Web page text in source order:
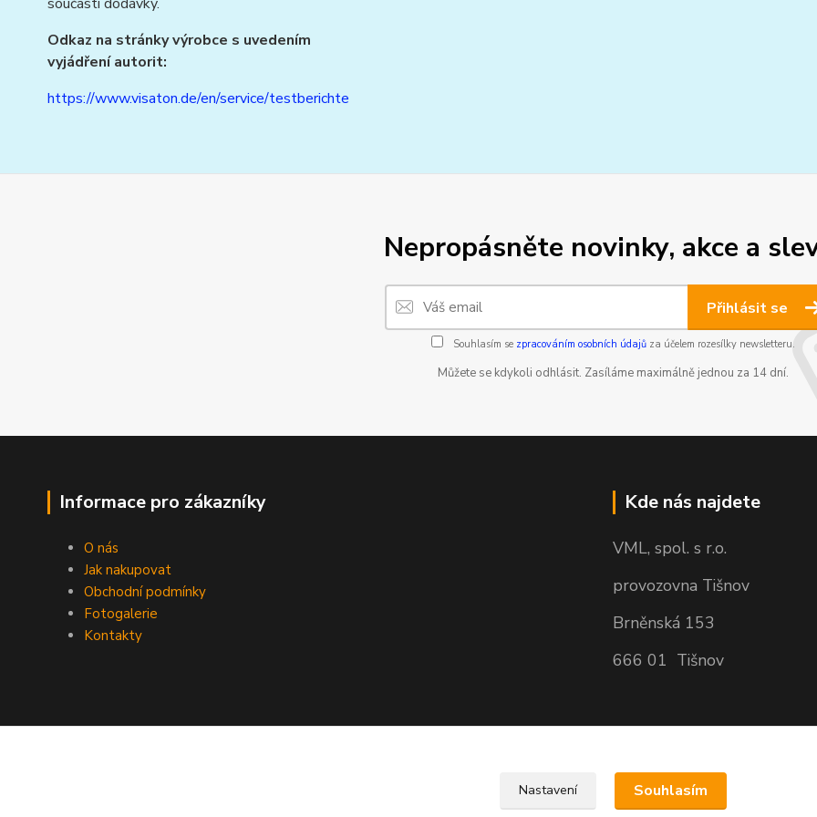
Odkaz na stránky výrobce s uvedením
vyjádření autorit:
https://www.visaton.de/en/service/testberichte
Nepropásněte novinky, akce a
Přihlásit se
Souhlasím se zpracováním osobních údajůza účelem rozesílky newsletteru.
Můžete se kdykoli odhlásit. Zasíláme maximálně jednou za 14 dní.
Informace pro zákazníky
O nás
Jak nakupovat
Obchodní podmínky
Fotogalerie
Kontakty
Kde nás najdete
VML, spol. s r.o.
provozovna Tišnov
Brněnská 153
666 01 Tišnov
Nastavení Souhlasím